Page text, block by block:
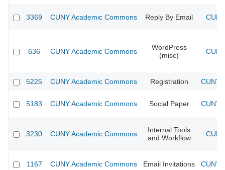
3369 CUNY Academic Commons Reply By Email
636 CUNY Academic Commons
WordPress
(misc)
5225 CUNY Academic Commons Registration CUNY
5183 CUNY Academic Commons Social Paper CUNY
3230 CUNY Academic Commons
Internal Tools
and Workflow
1167 CUNY Academic Commons Email Invitations CUNY